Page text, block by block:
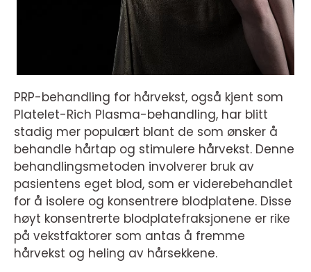
PRP-behandling for hårvekst, også kjent som
Platelet-Rich Plasma-behandling, har blitt
stadig mer populært blant de som ønsker å
behandle hårtap og stimulere hårvekst. Denne
behandlingsmetoden involverer bruk av
pasientens eget blod, som er viderebehandlet
for å isolere og konsentrere blodplatene. Disse
høyt konsentrerte blodplatefraksjonene er rike
på vekstfaktorer som antas å fremme
hårvekst og heling av hårsekkene.